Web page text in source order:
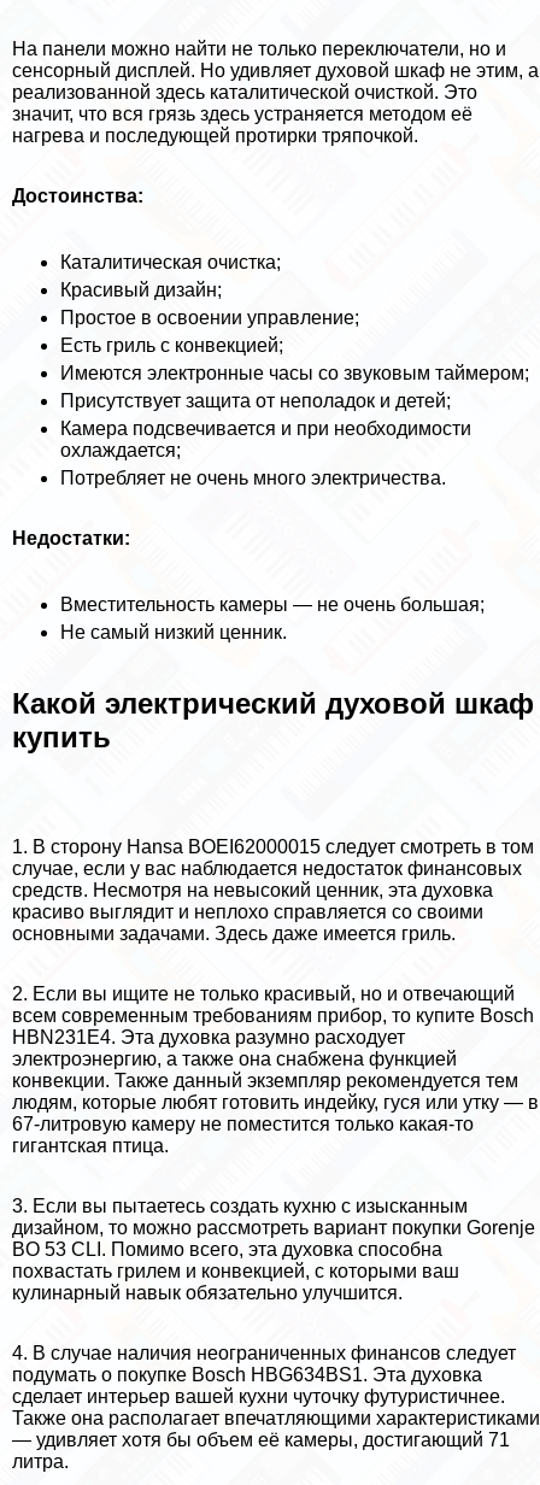
На панели можно найти не только переключатели, но и
сенсорный дисплей. Но удивляет духовой шкаф не этим, а
реализованной здесь каталитической очисткой. Это
значит, что вся грязь здесь устраняется методом её
нагрева и последующей протирки тряпочкой.
Достоинства:
Каталитическая очистка;
Красивый дизайн;
Простое в освоении управление;
Есть гриль с конвекцией;
Имеются электронные часы со звуковым таймером;
Присутствует защита от неполадок и детей;
Камера подсвечивается и при необходимости
охлаждается;
Потрeбляет не очень много электричества.
Недостатки:
Вместительность камеры — не очень большая;
Не самый низкий ценник.
Какой электрический духовой шкаф
купить
1. В сторону Hansa BOEI62000015 следует смотреть в том
случае, если у вас наблюдается недостаток финансовых
средств. Несмотря на невысокий ценник, эта духовка
красиво выглядит и неплохо справляется со своими
основными задачами. Здесь даже имеется гриль.
2. Если вы ищите не только красивый, но и отвечающий
всем современным требованиям прибор, то купите Bosch
HBN231E4. Эта духовка разумно расходует
электроэнергию, а также она снабжена функцией
конвекции. Также данный экземпляр рекомендуется тем
людям, которые любят готовить индейку, гуся или утку — в
67-литровую камеру не поместится только какая-то
гигантская птица.
3. Если вы пытаетесь создать кухню с изысканным
дизайном, то можно рассмотреть вариант покупки Gorenje
BO 53 CLI. Помимо всего, эта духовка способна
похвастать грилем и конвекцией, с которыми ваш
кулинарный навык обязательно улучшится.
4. В случае наличия неограниченных финансов следует
подумать о покупке Bosch HBG634BS1. Эта духовка
сделает интерьер вашей кухни чуточку футуристичнее.
Также она располагает впечатляющими хаpaктеристиками
— удивляет хотя бы объем её камеры, достигающий 71
литра.